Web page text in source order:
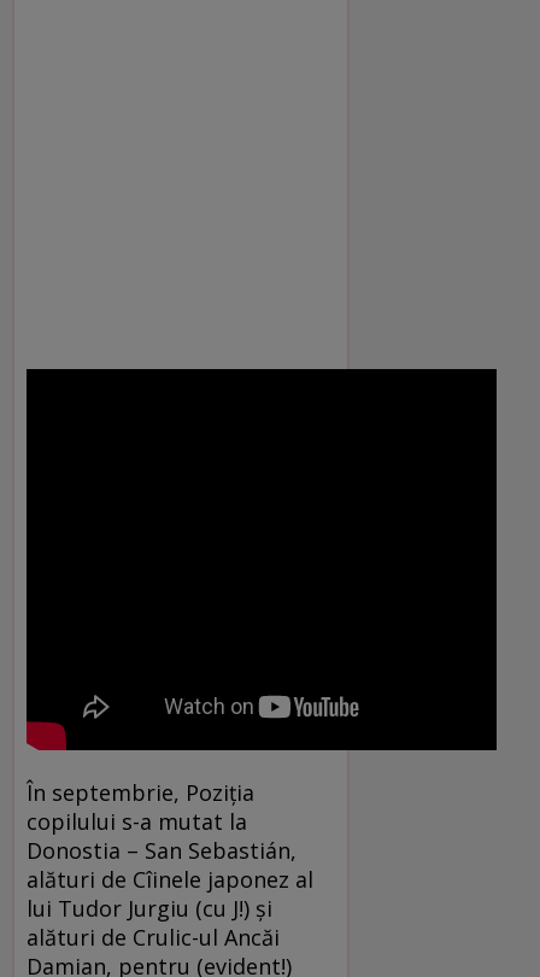
În septembrie, Poziţia
copilului s-a mutat la
Donostia – San Sebastián,
alături de Cîinele japonez al
lui Tudor Jurgiu (cu J!) şi
alături de Crulic-ul Ancăi
Damian, pentru (evident!)